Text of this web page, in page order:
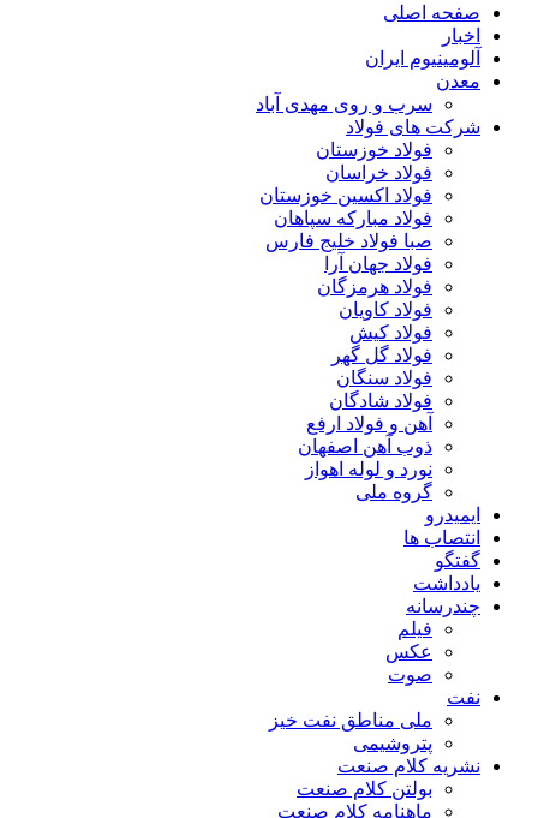
صفحه اصلی
اخبار
آلومینیوم ایران
معدن
سرب و روی مهدی آباد
شرکت های فولاد
فولاد خوزستان
فولاد خراسان
فولاد اکسین خوزستان
فولاد مبارکه سپاهان
صبا فولاد خلیج فارس
فولاد جهان آرا
فولاد هرمزگان
فولاد کاویان
فولاد کیش
فولاد گل گهر
فولاد سنگان
فولاد شادگان
آهن و فولاد ارفع
ذوب آهن اصفهان
نورد و لوله اهواز
گروه ملی
ایمیدرو
انتصاب ها
گفتگو
یادداشت
چندرسانه
فیلم
عکس
صوت
نفت
ملی مناطق نفت خیز
پتروشیمی
نشریه کلام صنعت
بولتن کلام صنعت
ماهنامه کلام صنعت